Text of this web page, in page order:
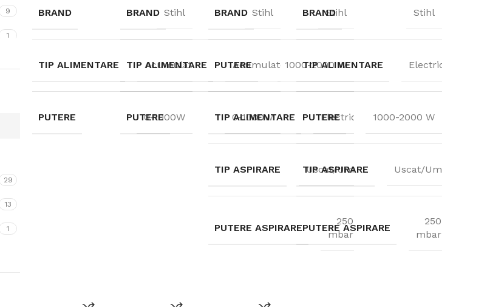
9
1
29
13
1
BRAND Stihl
TIP ALIMENTARE Acumulatori
PUTERE 0-1000W
BRAND Stihl
TIP ALIMENTARE Acumulatori
PUTERE 0-1000W
BRAND Stihl
PUTERE 1000-2000 W
TIP ALIMENTARE Electric
TIP ASPIRARE Uscat/Umed
PUTERE ASPIRARE
250
mbar
BRAND Stihl
TIP ALIMENTARE Electric
PUTERE 1000-2000 W
TIP ASPIRARE Uscat/Umed
PUTERE ASPIRARE
250
mbar